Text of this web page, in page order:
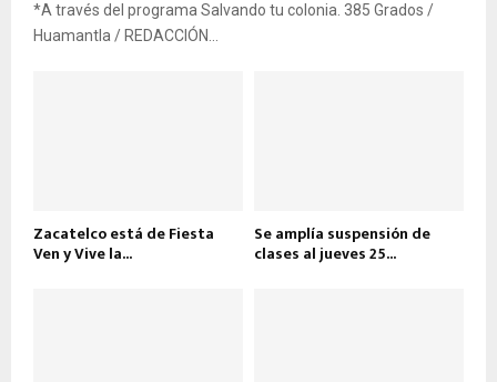
*A través del programa Salvando tu colonia. 385 Grados /
Huamantla / REDACCIÓN...
Zacatelco está de Fiesta
Ven y Vive la...
Se amplía suspensión de
clases al jueves 25...